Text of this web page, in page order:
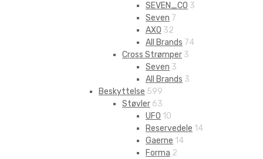
SEVEN_CO 3
Seven 7
AXO 32
All Brands 74
Cross Strømper 3
Seven 3
All Brands 3
Beskyttelse 599
Støvler 63
UFO 10
Reservedele 14
Gaerne 14
Forma 2